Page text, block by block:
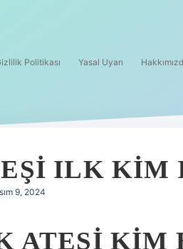
Politikası Yasal Uyarı
ILK KIM
9, 2024
ATEŞI KIM